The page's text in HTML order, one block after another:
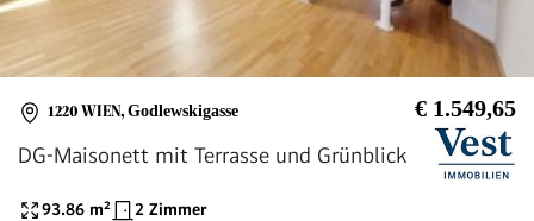
1220 WIEN, Godlewskigasse € 1.549,65
DG-Maisonett mit Terrasse und Grünblick
93.86 m² 2 Zimmer